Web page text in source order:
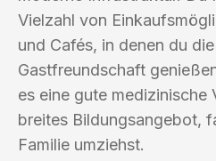
Vielzahl von
und Cafés, in denen du
Gastfreundschaft
es eine gute medizinische
breites Bildungsangebot,
Familie umziehst.